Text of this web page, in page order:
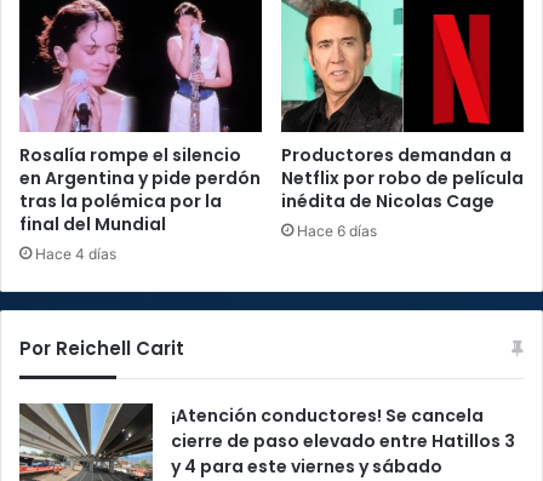
Rosalía rompe el silencio
en Argentina y pide perdón
tras la polémica por la
final del Mundial
Hace 4 días
Productores demandan a
Netflix por robo de película
inédita de Nicolas Cage
Hace 6 días
Por Reichell Carit
¡Atención conductores! Se cancela
cierre de paso elevado entre Hatillos 3
y 4 para este viernes y sábado